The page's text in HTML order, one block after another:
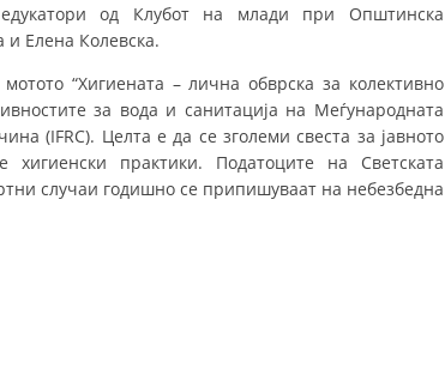
РАКОВОДЕН ОДБОР
СТРУКТУРА И ОРГАНИЗАЦИОНА ПОСТАВЕНОСТ
ДИСЕМИНАЦИЈА
MЕЃУНАРОДНО ХУМАНИТАРНО ПРАВО
од Клубот на млади при Општинска
и Елена Колевска.
“Хигиената – лична обврска за колективно
за вода и санитација на Меѓународната
(IFRC). Целта е да се зголеми свеста за јавното
практики. Податоците на Светската
случаи годишно се припишуваат на небезбедна